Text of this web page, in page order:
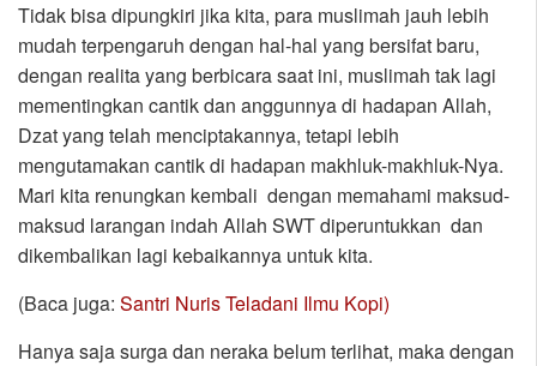
Tidak bisa dipungkiri jika kita, para muslimah jauh lebih
mudah terpengaruh dengan hal-hal yang bersifat baru,
dengan realita yang berbicara saat ini, muslimah tak lagi
mementingkan cantik dan anggunnya di hadapan Allah,
Dzat yang telah menciptakannya, tetapi lebih
mengutamakan cantik di hadapan makhluk-makhluk-Nya.
Mari kita renungkan kembali dengan memahami maksud-
maksud larangan indah Allah SWT diperuntukkan dan
dikembalikan lagi kebaikannya untuk kita.
(Baca juga: Santri Nuris Teladani Ilmu Kopi)
Hanya saja surga dan neraka belum terlihat, maka dengan